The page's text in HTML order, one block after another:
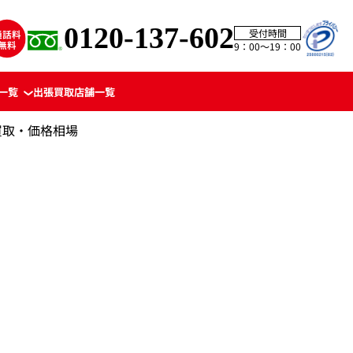
0120-137-602
受付時間
9：00〜19：00
覧 出張買取店舗一覧
・価格相場